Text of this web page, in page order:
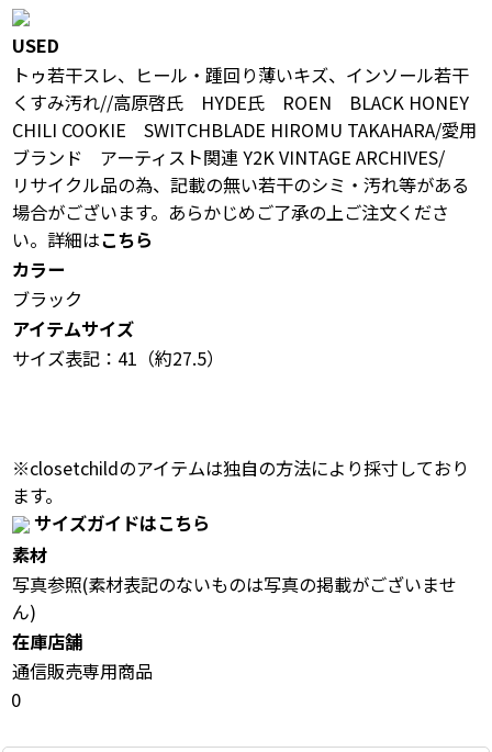
USED
トゥ若干スレ、ヒール・踵回り薄いキズ、インソール若干
くすみ汚れ//高原啓氏 HYDE氏 ROEN BLACK HONEY
CHILI COOKIE SWITCHBLADE HIROMU TAKAHARA/愛用
ブランド アーティスト関連 Y2K VINTAGE ARCHIVES/
リサイクル品の為、記載の無い若干のシミ・汚れ等がある
場合がございます。あらかじめご了承の上ご注文くださ
い。詳細はこちら
カラー
ブラック
アイテムサイズ
サイズ表記：41（約27.5）
※closetchildのアイテムは独自の方法により採寸しており
ます。
サイズガイドはこちら
素材
写真参照(素材表記のないものは写真の掲載がございませ
ん)
在庫店舗
通信販売専用商品
0